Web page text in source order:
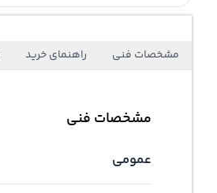
مشخصات فنی راهنمای خرید
مشخصات فنی
عمومی